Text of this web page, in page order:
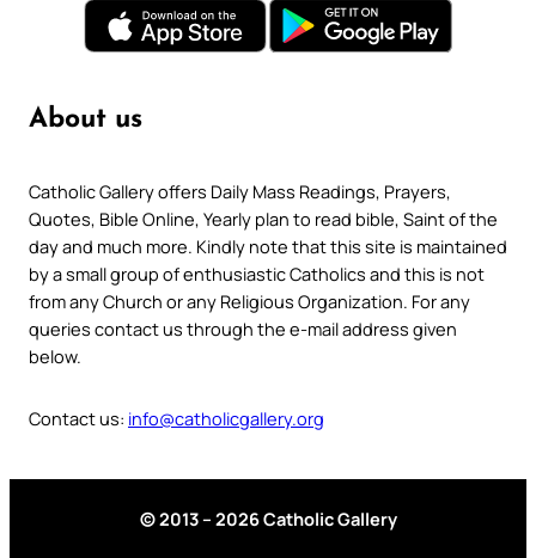
About us
Catholic Gallery offers Daily Mass Readings, Prayers,
Quotes, Bible Online, Yearly plan to read bible, Saint of the
day and much more. Kindly note that this site is maintained
by a small group of enthusiastic Catholics and this is not
from any Church or any Religious Organization. For any
queries contact us through the e-mail address given
below.
Contact us: info@catholicgallery.org
© 2013 – 2026 Catholic Gallery